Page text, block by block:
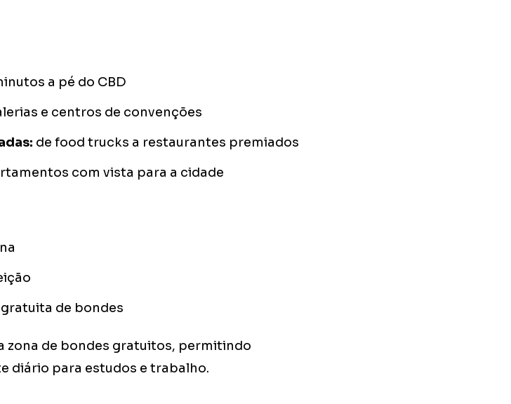
a pé do CBD
e centros de convenções
de food trucks a restaurantes premiados
com vista para a cidade
de bondes
zona de bondes gratuitos, permitindo
diário para estudos e trabalho.